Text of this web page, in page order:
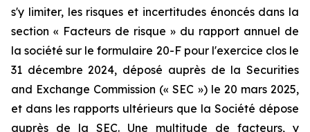
s'y limiter, les risques et incertitudes énoncés dans la
section « Facteurs de risque » du rapport annuel de
la société sur le formulaire 20-F pour l'exercice clos le
31 décembre 2024, déposé auprès de la Securities
and Exchange Commission (« SEC ») le 20 mars 2025,
et dans les rapports ultérieurs que la Société dépose
auprès de la SEC. Une multitude de facteurs, y